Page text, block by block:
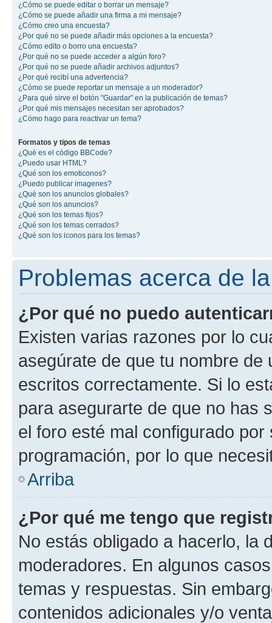
¿Cómo se puede editar o borrar un mensaje?
¿Cómo se puede añadir una firma a mi mensaje?
¿Cómo creo una encuesta?
¿Por qué no se puede añadir más opciones a la encuesta?
¿Cómo edito o borro una encuesta?
¿Por qué no se puede acceder a algún foro?
¿Por qué no se puede añadir archivos adjuntos?
¿Por qué recibí una advertencia?
¿Cómo se puede reportar un mensaje a un moderador?
¿Para qué sirve el botón "Guardar" en la publicación de temas?
¿Por qué mis mensajes necesitan ser aprobados?
¿Cómo hago para reactivar un tema?
Formatos y tipos de temas
¿Qué es el código BBCode?
¿Puedo usar HTML?
¿Qué son los emoticonos?
¿Puedo publicar imagenes?
¿Qué son los anuncios globales?
¿Qué son los anuncios?
¿Qué son los temas fijos?
¿Qué son los temas cerrados?
¿Qué son los iconos para los temas?
Problemas acerca de
¿Por qué no puedo
Existen varias razones por lo
asegúrate de que tu nombre
escritos correctamente. Si lo
para asegurarte de que no has
el foro esté mal configurado
programación, por lo que
Arriba
¿Por qué me tengo que
No estás obligado a hacerlo, la
moderadores. En algunos
temas y respuestas. Sin
contenidos adicionales y/o